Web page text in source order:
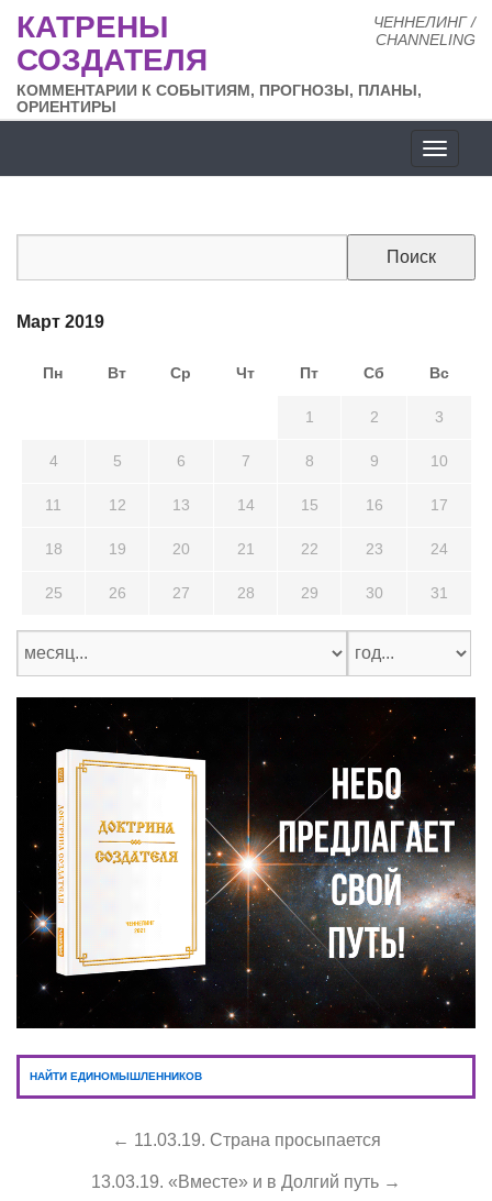
ЧЕННЕЛИНГ /
CHANNELING
КАТРЕНЫ
СОЗДАТЕЛЯ
КОММЕНТАРИИ К СОБЫТИЯМ, ПРОГНОЗЫ, ПЛАНЫ,
ОРИЕНТИРЫ
сайта
Март 2019
Пн Вт Ср Чт Пт Сб Вс
1 2 3
4 5 6 7 8 9 10
11 12 13 14 15 16 17
18 19 20 21 22 23 24
25 26 27 28 29 30 31
НАЙТИ ЕДИНОМЫШЛЕННИКОВ
← 11.03.19. Страна просыпается
13.03.19. «Вместе» и в Долгий путь →